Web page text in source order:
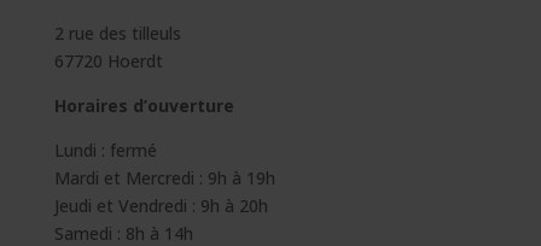
2 rue des tilleuls
67720 Hoerdt
Horaires d’ouverture
Lundi : fermé
Mardi et Mercredi : 9h à 19h
Jeudi et Vendredi : 9h à 20h
Samedi : 8h à 14h